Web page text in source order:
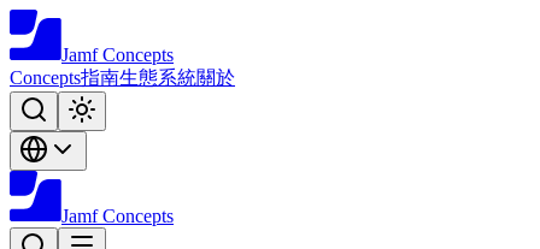
Jamf Concepts
Concepts指南生態系統關於
Jamf Concepts